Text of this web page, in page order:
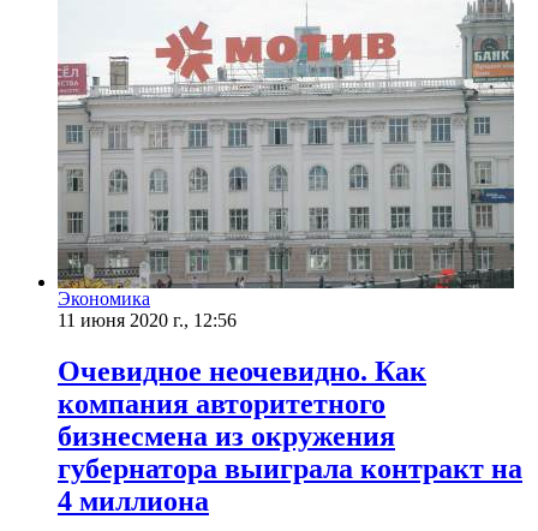
Экономика
11 июня 2020 г., 12:56
​Очевидное неочевидно. Как
компания авторитетного
бизнесмена из окружения
губернатора выиграла контракт на
4 миллиона